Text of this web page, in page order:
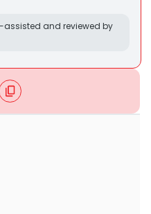
and reviewed by